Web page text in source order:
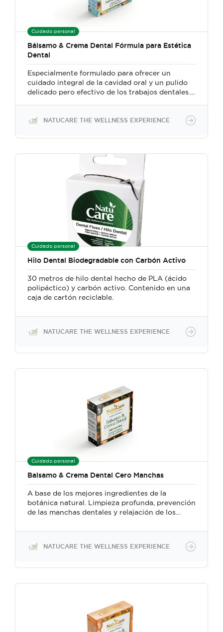
Cuidado personal
Bálsamo & Crema Dental Fórmula para Estética
Dental
Especialmente formulado para ofrecer un
cuidado integral de la cavidad oral y un pulido
delicado pero efectivo de los trabajos dentales.
y antimicrobianas, mientras que el óxido de
ayuda a mantener las restauraciones dentales
NATUCARE THE WELLNESS EXPERIENCE
Cuidado personal
Hilo Dental Biodegradable con Carbón Activo
30 metros de hilo dental hecho de PLA (ácido
polipáctico) y carbón activo. Contenido en una
caja de cartón reciclable.
NATUCARE THE WELLNESS EXPERIENCE
Cuidado personal
Balsamo & Crema Dental Cero Manchas
A base de los mejores ingredientes de la
botánica natural. Limpieza profunda, prevención
de las manchas dentales y relajación de los
ofrece propiedades hidratantes y
ayuda a eliminar manchas superficiales y
piperina y romero aportan una sensación
NATUCARE THE WELLNESS EXPERIENCE